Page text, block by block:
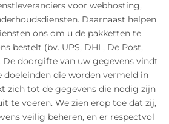
voor webhosting,
Daarnaast helpen
ons om u de pakketten te
bestelt (bv. UPS, DHL, De Post,
De doorgifte van uw gegevens vindt
doeleinden die worden vermeld in
zich tot de gegevens die nodig zijn
te voeren. We zien erop toe dat zij,
veilig beheren, en er respectvol